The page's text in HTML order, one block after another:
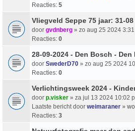
Reacties: 5
Vliegveld Seppe 75 jaar: 31-08
door gvdnberg » zo aug 25 2024
Reacties: 0
28-09-2024 - Den Bosch -
door SwederD70 » zo aug 25 2024
Reacties: 0
Verlichtingsweek 2024 -
door p.visker » za jul 13 2024 10:02
Laatste bericht door weimaraner »
Reacties: 3